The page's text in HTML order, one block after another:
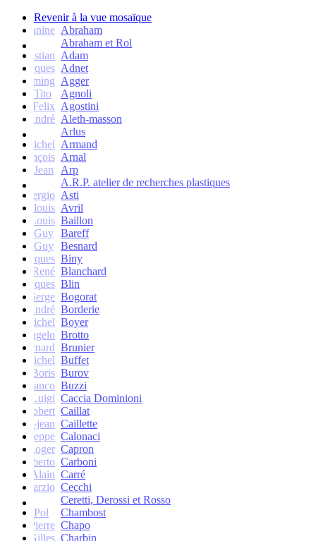
Revenir à la vue mosaïque
Janine Abraham
Abraham et Rol
Christian Adam
Jacques Adnet
Flemming Agger
Tito
Agnoli
Felix Agostini
André Aleth-masson
Arlus
Michel Armand
François Arnal
Jean
Arp
A.R.P. atelier de recherches plastiques
Sergio Asti
Jean-louis Avril
Louis Baillon
Guy Bareff
Guy Besnard
Jacques Biny
René Blanchard
Jacques Blin
Serge Bogorat
André Borderie
Michel Boyer
Angelo Brotto
Bernard Brunier
Michel Buffet
Boris Burov
Franco Buzzi
Luigi Caccia Dominioni
Robert Caillat
René-jean Caillette
Giuseppe Calonaci
Roger Capron
Erberto Carboni
Alain Carré
Marzio Cecchi
Ceretti, Derossi et Rosso
Pol
Chambost
Pierre Chapo
Gilles Charbin